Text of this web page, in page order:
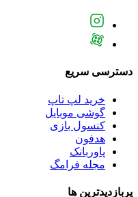
دسترسی سریع
خرید لپ تاپ
گوشی موبایل
کنسول بازی
هدفون
پاوربانک
مجله فرامگ
پربازدید‌ترین ها